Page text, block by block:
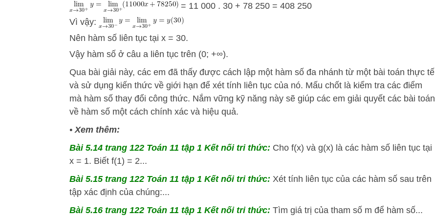
= 11 000 . 30 + 78 250 = 408 250
Vì vậy:
Nên hàm số liên tục tại x = 30.
Vậy hàm số ở câu a liên tục trên (0; +∞).
Qua bài giải này, các em đã thấy được cách lập một hàm số đa nhánh từ một bài toán thực tế
và sử dụng kiến thức về giới hạn để xét tính liên tục của nó. Mấu chốt là kiểm tra các điểm
mà hàm số thay đổi công thức. Nắm vững kỹ năng này sẽ giúp các em giải quyết các bài toán
về hàm số một cách chính xác và hiệu quả.
• Xem thêm:
Bài 5.14 trang 122 Toán 11 tập 1 Kết nối tri thức: Cho f(x) và g(x) là các hàm số liên tục tại
x = 1. Biết f(1) = 2...
Bài 5.15 trang 122 Toán 11 tập 1 Kết nối tri thức: Xét tính liên tục của các hàm số sau trên
tập xác định của chúng:...
Bài 5.16 trang 122 Toán 11 tập 1 Kết nối tri thức: Tìm giá trị của tham số m để hàm số...